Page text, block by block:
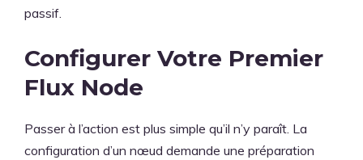
passif.
Configurer Votre Premier
Flux Node
Passer à l’action est plus simple qu’il n’y paraît. La
configuration d’un nœud demande une préparation